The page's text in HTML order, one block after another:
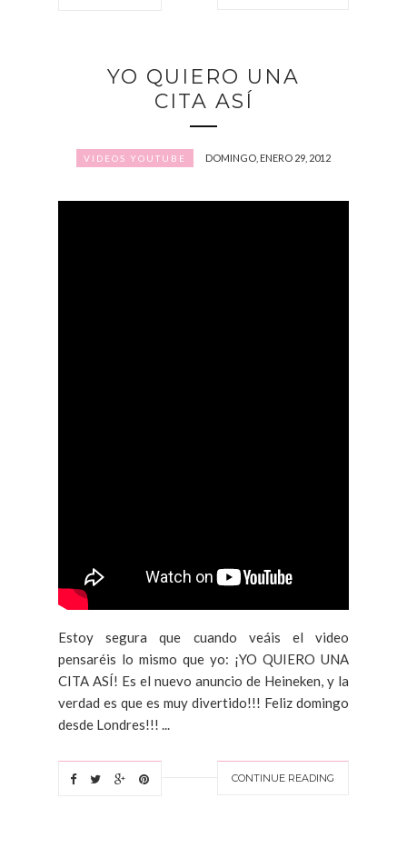
YO QUIERO UNA
CITA ASÍ
VIDEOS YOUTUBE DOMINGO, ENERO 29, 2012
Estoy segura que cuando veáis el video
pensaréis lo mismo que yo: ¡YO QUIERO UNA
CITA ASÍ! Es el nuevo anuncio de Heineken, y la
verdad es que es muy divertido!!! Feliz domingo
desde Londres!!! ...
CONTINUE READING